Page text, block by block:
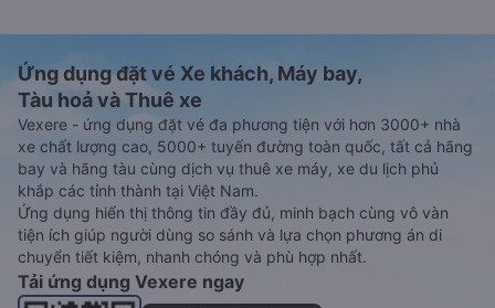
Ứng dụng đặt vé Xe khách, Máy bay,
Tàu hoả và Thuê xe
Vexere - ứng dụng đặt vé đa phương tiện với hơn 3000+ nhà
xe chất lượng cao, 5000+ tuyến đường toàn quốc, tất cả hãng
bay và hãng tàu cùng dịch vụ thuê xe máy, xe du lịch phủ
khắp các tỉnh thành tại Việt Nam.
Ứng dụng hiển thị thông tin đầy đủ, minh bạch cùng vô vàn
tiện ích giúp người dùng so sánh và lựa chọn phương án di
chuyển tiết kiệm, nhanh chóng và phù hợp nhất.
Tải ứng dụng Vexere ngay